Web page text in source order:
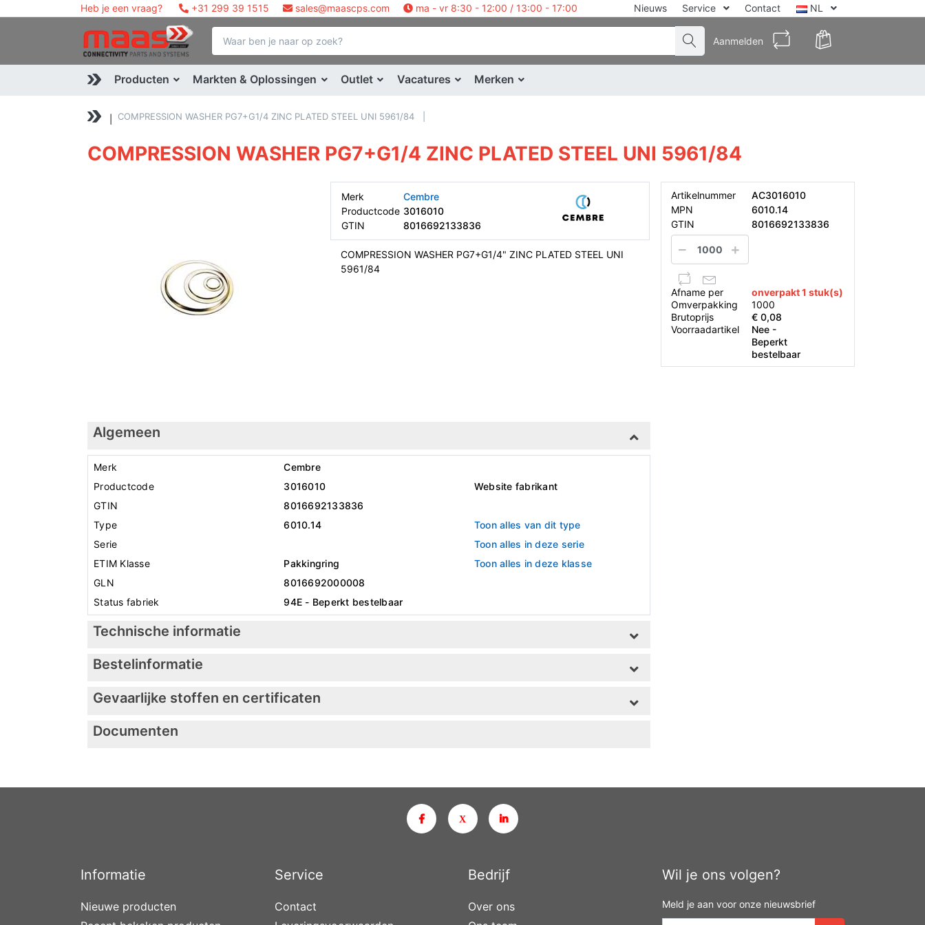
Heb je een vraag? +31 299 39 1515 sales@maascps.com ma - vr 8:30 - 12:00 / 13:00 - 17:00 Nieuws Service Contact NL
Aanmelden
Producten Markten & Oplossingen Outlet Vacatures Merken
COMPRESSION WASHER PG7+G1/4 ZINC PLATED STEEL UNI 5961/84
COMPRESSION WASHER PG7+G1/4 ZINC PLATED STEEL UNI 5961/84
Merk
Cembre
Productcode 3016010
GTIN
8016692133836
COMPRESSION WASHER PG7+G1/4" ZINC PLATED STEEL UNI
5961/84
Algemeen
Merk
Cembre
Productcode
3016010
Website fabrikant
GTIN
8016692133836
Type
6010.14
Toon alles van dit type
Serie
Toon alles in deze serie
ETIM Klasse
Pakkingring
Toon alles in deze klasse
GLN
8016692000008
Status fabriek
94E - Beperkt bestelbaar
Technische informatie
Bestelinformatie
Gevaarlijke stoffen en certificaten
Documenten
Artikelnummer
AC3016010
MPN
6010.14
GTIN
8016692133836
Afname per
onverpakt 1 stuk(s)
Omverpakking
1000
Brutoprijs
€ 0,08
Voorraadartikel
Nee -
Beperkt
bestelbaar
Informatie
Nieuwe producten
Service
Contact
Bedrijf
Over ons
Wil je ons volgen?
Meld je aan voor onze nieuwsbrief